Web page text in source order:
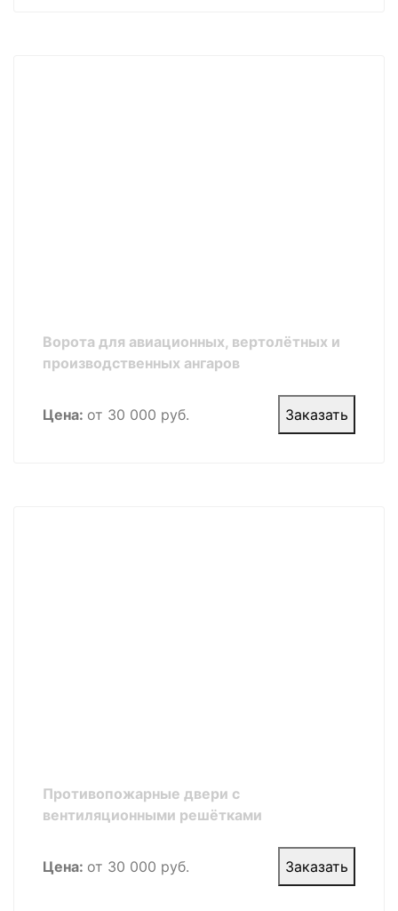
Ворота для авиационных, вертолётных и
производственных ангаров
Цена: от 30 000 руб. Заказать
Противопожарные двери с
вентиляционными решётками
Цена: от 30 000 руб. Заказать